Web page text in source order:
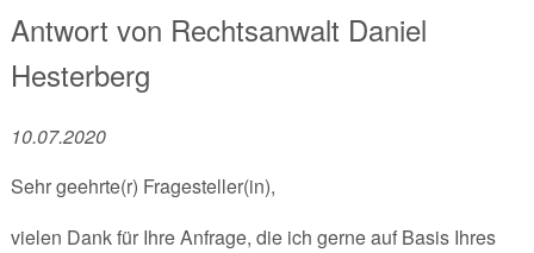
Antwort von Rechtsanwalt Daniel
Hesterberg
10.07.2020
Sehr geehrte(r) Fragesteller(in),
vielen Dank für Ihre Anfrage, die ich gerne auf Basis Ihres